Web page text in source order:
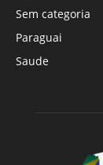
Sem categoria
Paraguai
Saude